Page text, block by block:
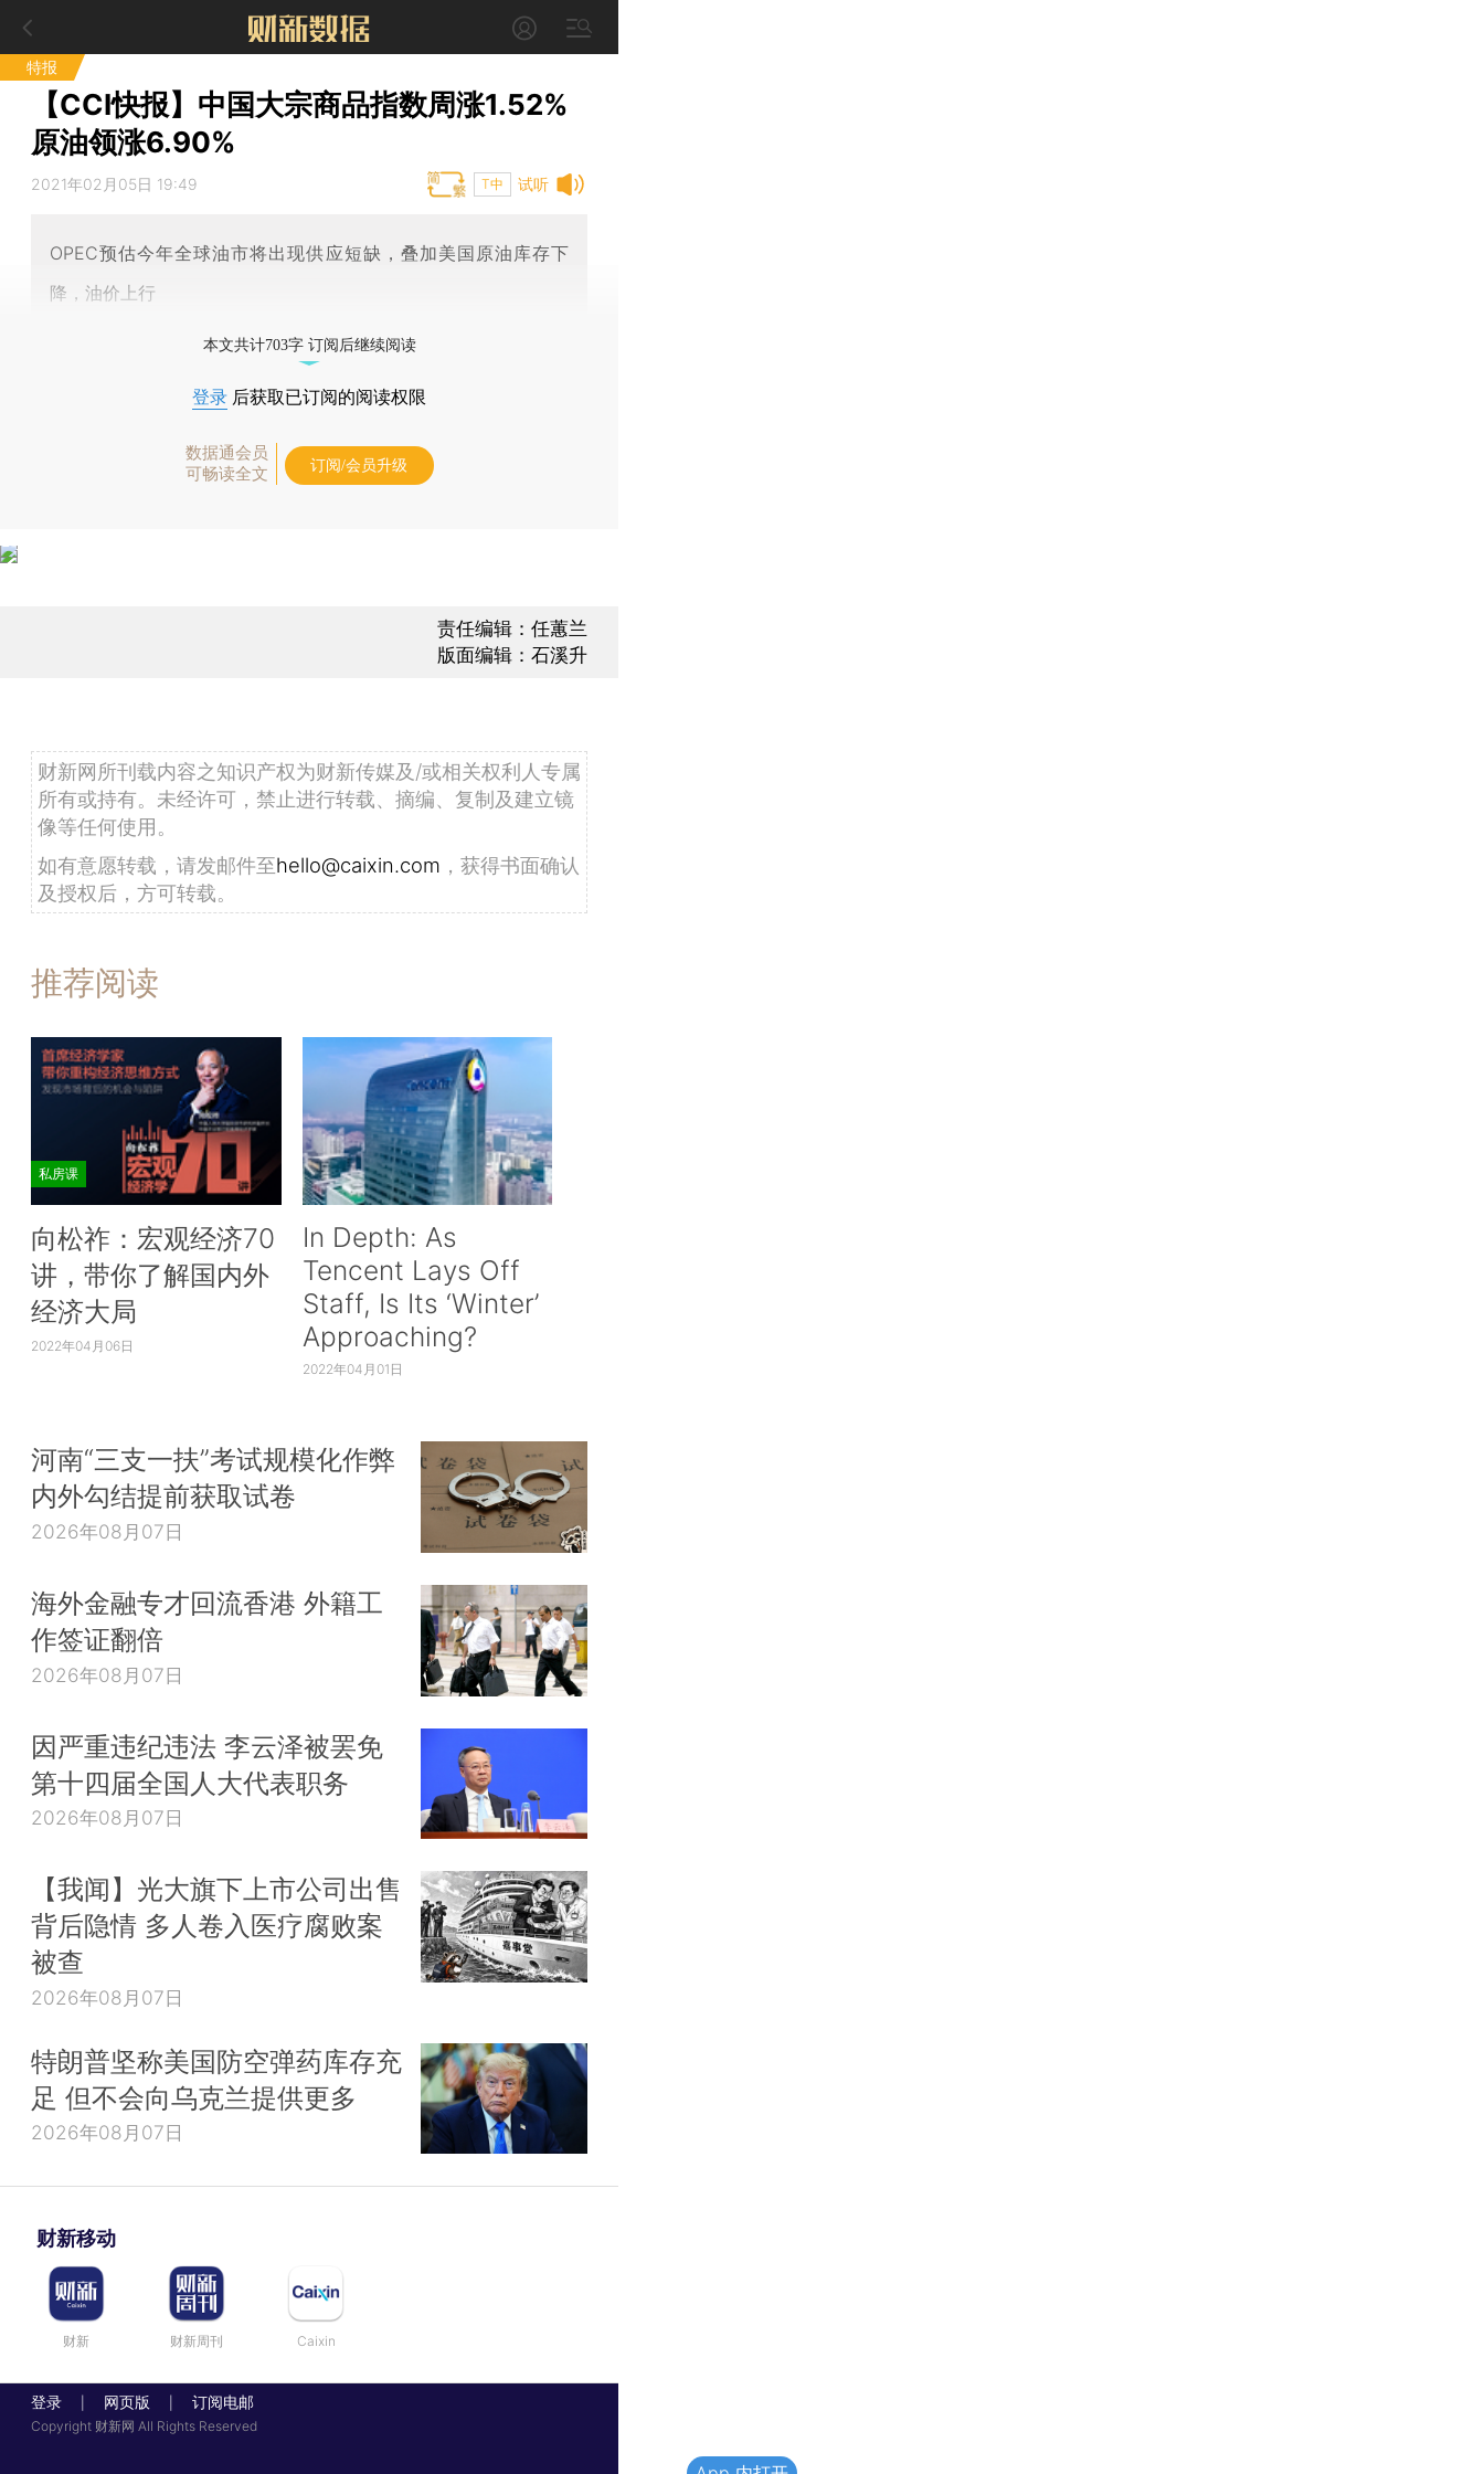
特报
【CCI快报】中国大宗商品指数周涨1.52%
原油领涨6.90%
试听
2021年02月05日 19:49 T中
OPEC预估今年全球油市将出现供应短缺，叠加美国原油库存下
降，油价上行
本文共计703字 订阅后继续阅读
登录 后获取已订阅的阅读权限
数据通会员
可畅读全文
订阅/会员升级
责任编辑：任蕙兰
版面编辑：石溪升
财新网所刊载内容之知识产权为财新传媒及/或相关权利人专属
所有或持有。未经许可，禁止进行转载、摘编、复制及建立镜
像等任何使用。
如有意愿转载，请发邮件至hello@caixin.com ，获得书面确认
及授权后，方可转载。
推荐阅读
私房课
向松祚：宏观经济70
讲，带你了解国内外
经济大局
2022年04月06日
In Depth: As
Tencent Lays Off
Staff, Is Its ‘Winter’
Approaching?
2022年04月01日
河南“三支一扶”考试规模化作弊
内外勾结提前获取试卷
2026年08月07日
海外金融专才回流香港 外籍工
作签证翻倍
2026年08月07日
因严重违纪违法 李云泽被罢免
第十四届全国人大代表职务
2026年08月07日
【我闻】光大旗下上市公司出售
背后隐情 多人卷入医疗腐败案
被查
2026年08月07日
特朗普坚称美国防空弹药库存充
足 但不会向乌克兰提供更多
2026年08月07日
财新移动
财新 财新周刊 Caixin
登录 网页版 订阅电邮
Copyright 财新网 All Rights Reserved